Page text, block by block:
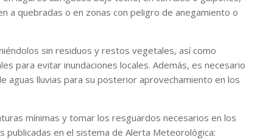
a quebradas o en zonas con peligro de anegamiento o
sin residuos y restos vegetales, así como
para evitar inundaciones locales. Además, es necesario
aguas lluvias para su posterior aprovechamiento en los
mínimas y tomar los resguardos necesarios en los
en el sistema de Alerta Meteorológica: